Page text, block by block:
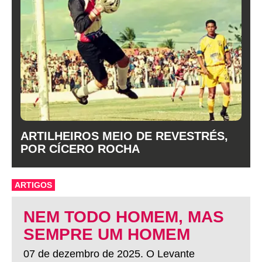
ARTILHEIROS MEIO DE REVESTRÉS,
POR CÍCERO ROCHA
ARTIGOS
NEM TODO HOMEM, MAS
SEMPRE UM HOMEM
07 de dezembro de 2025. O Levante